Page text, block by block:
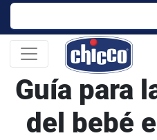
Buscar:
Guía para
del bebé